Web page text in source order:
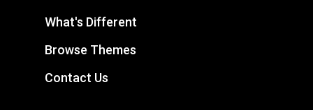
What's Different
Browse Themes
Contact Us